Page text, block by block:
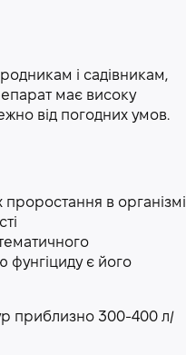
і садівникам,
має високу
від погодних умов.
в організмі
фунгіциду є його
приблизно 300-400 л/